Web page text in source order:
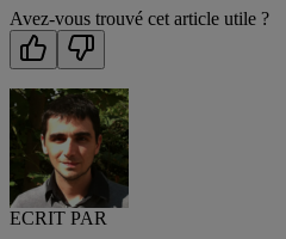
Avez-vous trouvé cet article utile ?
ECRIT PAR